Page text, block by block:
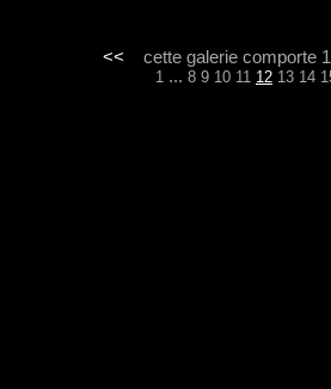
<< cette galerie comporte
1 ... 8 9 10 11 12 13 14